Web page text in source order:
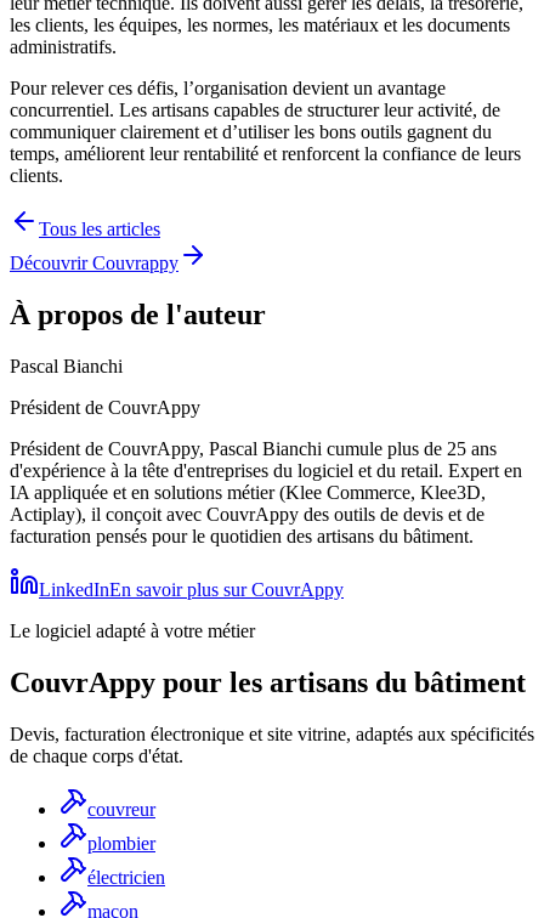
les clients, les équipes, les normes, les matériaux et les documents
administratifs.
Pour relever ces défis, l’organisation devient un avantage
concurrentiel. Les artisans capables de structurer leur activité, de
communiquer clairement et d’utiliser les bons outils gagnent du
temps, améliorent leur rentabilité et renforcent la confiance de leurs
clients.
Tous les articles
Découvrir Couvrappy
À propos de l'auteur
Pascal Bianchi
Président de CouvrAppy
Président de CouvrAppy, Pascal Bianchi cumule plus de 25 ans
d'expérience à la tête d'entreprises du logiciel et du retail. Expert en
IA appliquée et en solutions métier (Klee Commerce, Klee3D,
Actiplay), il conçoit avec CouvrAppy des outils de devis et de
facturation pensés pour le quotidien des artisans du bâtiment.
LinkedInEn savoir plus sur CouvrAppy
Le logiciel adapté à votre métier
CouvrAppy pour les artisans du bâtiment
Devis, facturation électronique et site vitrine, adaptés aux spécificités
de chaque corps d'état.
couvreur
plombier
électricien
maçon